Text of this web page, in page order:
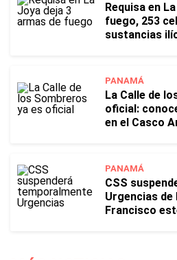
Requisa en
fuego, 253
sustancias
PANAMÁ
La Calle de
oficial:
en el Casco
PANAMÁ
CSS
Urgencias de
Francisco